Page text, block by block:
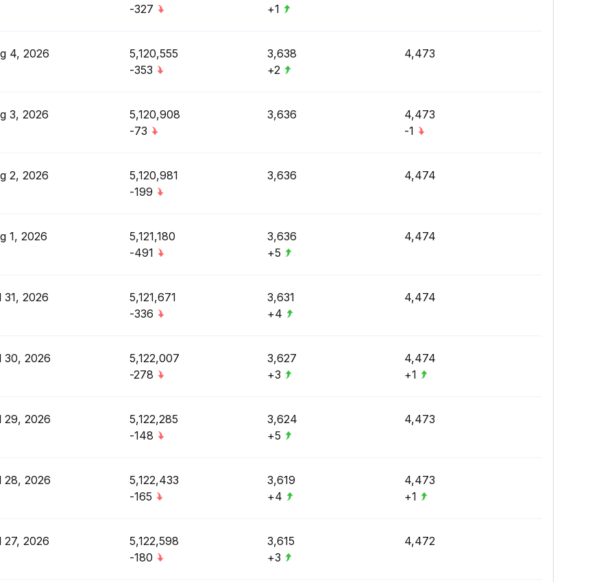
-327
+1
4, 2026
5,120,555
-353
3,638
+2
4,473
3, 2026
5,120,908
-73
3,636
4,473
-1
2, 2026
5,120,981
-199
3,636 4,474
1, 2026
5,121,180
-491
3,636
+5
4,474
31, 2026
5,121,671
-336
3,631
+4
4,474
30, 2026
5,122,007
-278
3,627
+3
4,474
+1
29, 2026
5,122,285
-148
3,624
+5
4,473
28, 2026
5,122,433
-165
3,619
+4
4,473
+1
27, 2026
5,122,598
-180
3,615
+3
4,472